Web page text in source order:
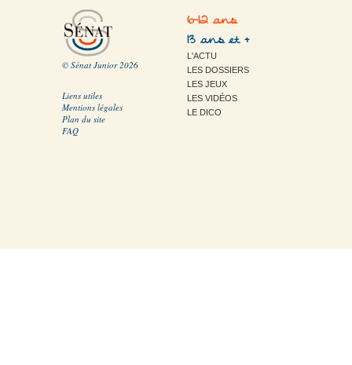
© Sénat Junior 2026
Liens utiles
Mentions légales
Plan du site
FAQ
6-12 ans
13 ans et +
L'ACTU
LES DOSSIERS
LES JEUX
LES VIDÉOS
LE DICO